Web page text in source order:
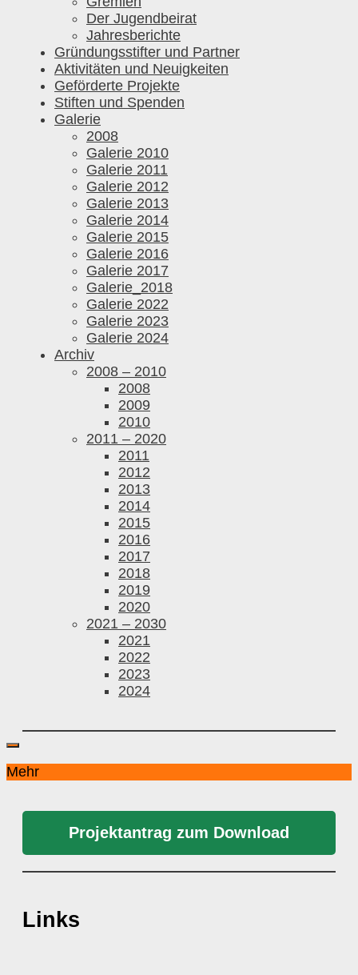
Der Jugendbeirat
Jahresberichte
Gründungsstifter und Partner
Aktivitäten und Neuigkeiten
Geförderte Projekte
Stiften und Spenden
Galerie
2008
Galerie 2010
Galerie 2011
Galerie 2012
Galerie 2013
Galerie 2014
Galerie 2015
Galerie 2016
Galerie 2017
Galerie_2018
Galerie 2022
Galerie 2023
Galerie 2024
Archiv
2008 – 2010
2008
2009
2010
2011 – 2020
2011
2012
2013
2014
2015
2016
2017
2018
2019
2020
2021 – 2030
2021
2022
2023
2024
Mehr
Projektantrag zum Download
Links